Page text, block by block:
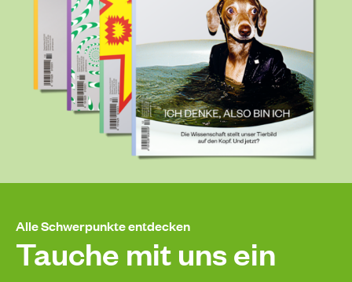
Alle Schwerpunkte entdecken
Tauche mit uns ein